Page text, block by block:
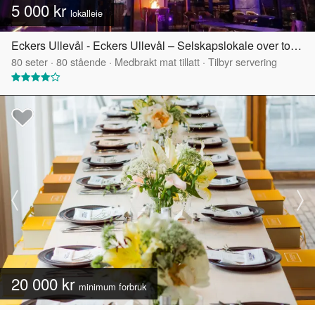
5 000 kr lokalleie
Eckers Ullevål - Eckers Ullevål – Selskapslokale over to etasjer
80seter · 80stående · Medbrakt mat tillatt · Tilbyr servering
20 000 krminimum forbruk